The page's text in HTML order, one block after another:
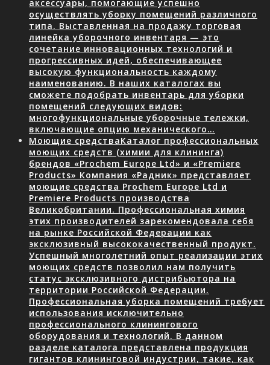
аксессуары, помогающие успешно
осуществлять уборку помещений различного
типа. Выставленная на продажу торговая
линейка уборочного инвентаря — это
сочетание инновационных технологий и
прогрессивных идей, обеспечивающее
высокую функциональность каждому
наименованию. В наших каталогах вы
сможете подобрать инвентарь для уборки
помещений следующих видов:
многофункциональные уборочные тележки,
включающие опцию механического…
Моющие средстваКаталог профессиональных
моющих средств (химии для клининга)
брендов «Prochem Europe Ltd» и «Premiere
Products» Компания «Радник» представляет
моющие средства Prochem Europe Ltd и
Premiere Products производства
Великобритании. Профессиональная химия
этих производителей зарекомендовала себя
на рынке Российской Федерации как
эксклюзивный высококачественный продукт.
Успешный многолетний опыт реализации этих
моющих средств позволил нам получить
статус эксклюзивного дистрибьютора на
территории Российской Федерации.
Профессиональная уборка помещений требует
использования исключительно
профессионального клинингового
оборудования и технологий. В данном
разделе каталога представлена продукция
гигантов клининговой индустрии, такие, как